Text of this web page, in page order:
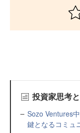
投資家思考
Sozo Ventures
鍵となるコミュ